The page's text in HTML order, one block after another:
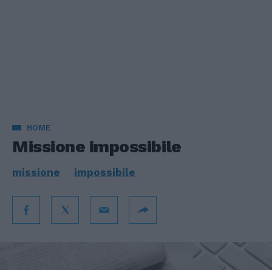
HOME
Missione impossibile
missione impossibile